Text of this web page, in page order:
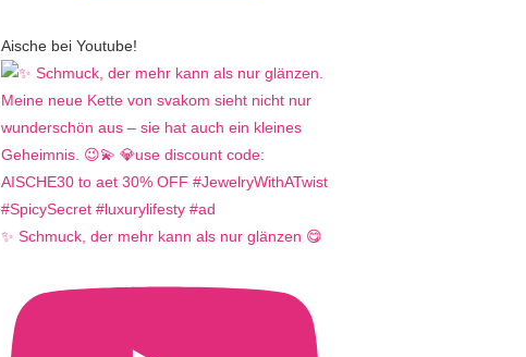
Aische bei Youtube!
✨ Schmuck, der mehr kann als nur glänzen 😋